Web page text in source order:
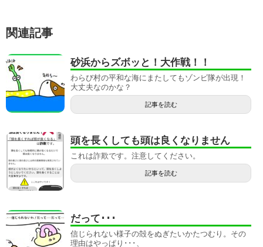
関連記事
砂浜からズボッと！大作戦！！
わらび村の平和な海にまたしてもゾンビ隊が出現！
大丈夫なのかな？
記事を読む
頭を長くしても頭は良くなりません
これは詐欺です。注意してください。
記事を読む
だって･･･
信じられない様子の殻をぬぎたいかたつむり。その
理由はやっぱり･･･、